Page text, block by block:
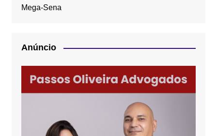
Mega-Sena
Anúncio